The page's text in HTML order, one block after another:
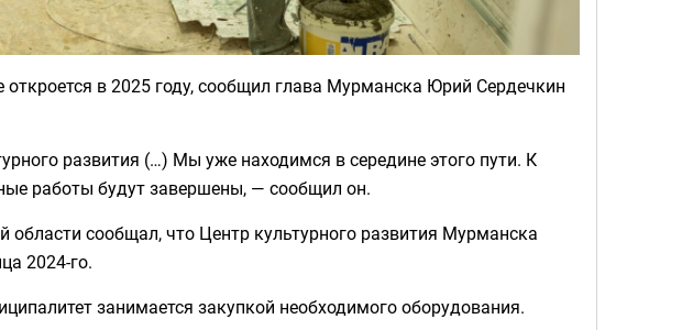
в 2025 году, сообщил глава Мурманска Юрий Сердечкин
развития (…) Мы уже находимся в середине этого пути. К
работы будут завершены, — сообщил он.
области сообщал, что Центр культурного развития Мурманска
2024-го.
занимается закупкой необходимого оборудования.